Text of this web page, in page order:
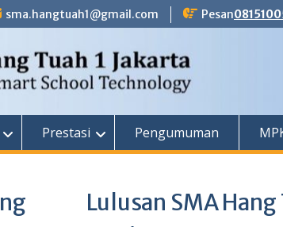
sma.hangtuah1@gmail.com Pesan
Prestasi Pengumuman
Lulusan SMA